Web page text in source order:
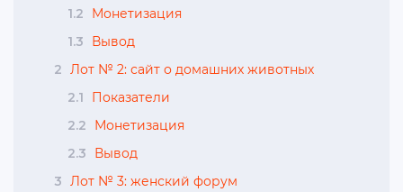
1.2
Монетизация
1.3
Вывод
2 Лот № 2: сайт о домашних животных
2.1
Показатели
2.2
Монетизация
2.3
Вывод
3 Лот № 3: женский форум